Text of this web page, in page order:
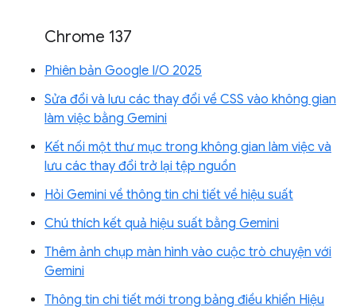
Chrome 137
Phiên bản Google I/O 2025
Sửa đổi và lưu các thay đổi về CSS vào không gian
làm việc bằng Gemini
Kết nối một thư mục trong không gian làm việc và
lưu các thay đổi trở lại tệp nguồn
Hỏi Gemini về thông tin chi tiết về hiệu suất
Chú thích kết quả hiệu suất bằng Gemini
Thêm ảnh chụp màn hình vào cuộc trò chuyện với
Gemini
Thông tin chi tiết mới trong bảng điều khiển Hiệu